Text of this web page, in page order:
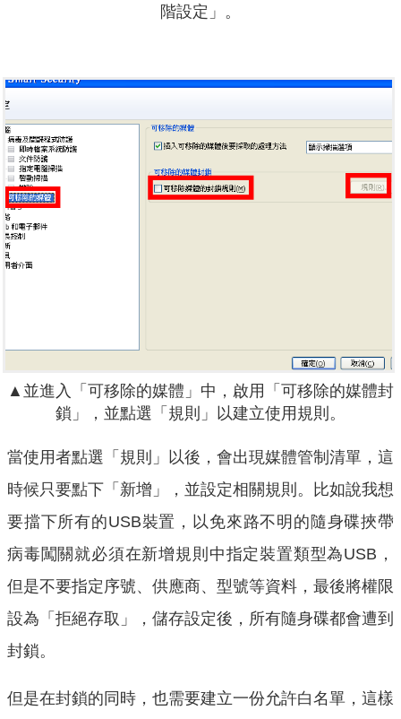
階設定」。
▲並進入「可移除的媒體」中，啟用「可移除的媒體封
鎖」，並點選「規則」以建立使用規則。
當使用者點選「規則」以後，會出現媒體管制清單，這
時候只要點下「新增」，並設定相關規則。比如說我想
要擋下所有的USB裝置，以免來路不明的隨身碟挾帶
病毒闖關就必須在新增規則中指定裝置類型為USB，
但是不要指定序號、供應商、型號等資料，最後將權限
設為「拒絕存取」，儲存設定後，所有隨身碟都會遭到
封鎖。
但是在封鎖的同時，也需要建立一份允許白名單，這樣